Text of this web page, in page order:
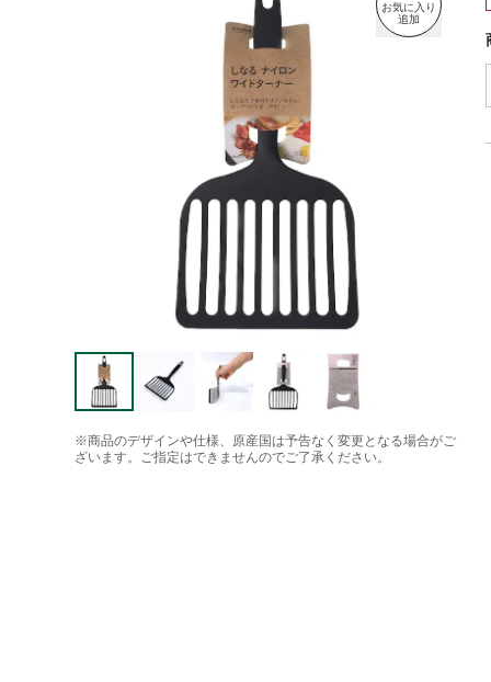
※商品のデザインや仕様、原産国は予告なく変更となる場合がご
ざいます。ご指定はできませんのでご了承ください。